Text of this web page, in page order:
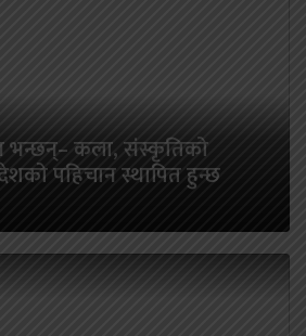
भन्छन्– कला, संस्कृतिको
पहिचान स्थापित हुन्छ